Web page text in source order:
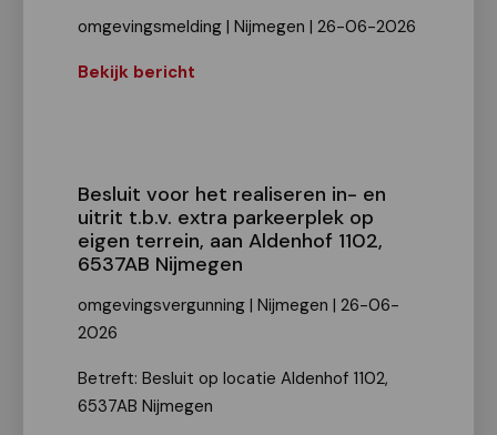
omgevingsmelding | Nijmegen | 26-06-2026
Bekijk bericht
Besluit voor het realiseren in- en
uitrit t.b.v. extra parkeerplek op
eigen terrein, aan Aldenhof 1102,
6537AB Nijmegen
omgevingsvergunning | Nijmegen | 26-06-
2026
Betreft: Besluit op locatie Aldenhof 1102,
6537AB Nijmegen